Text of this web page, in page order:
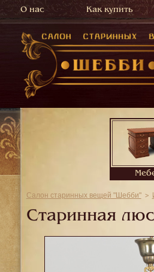
О нас Как купить
Салон старинных вещей "Шебби"
Старинная